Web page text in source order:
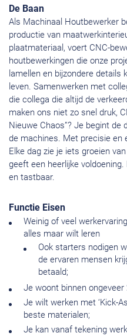
De Baan
Als Machinaal Houtbewerker
productie van
plaatmateriaal, voert CNC-
houtbewerkingen die onze
lamellen en bijzondere details
leven. Samenwerken met
die collega die altijd de
maken ons niet zo snel druk,
Nieuwe Chaos”? Je begint
de machines. Met precisie en
Elke dag zie je iets groeien
geeft een heerlijke
en tastbaar.
Functie Eisen
Weinig of veel
alles maar wilt leren
Ook starters nodigen
de ervaren mensen
betaald;
Je woont binnen
Je wilt werken met ‘Kick-
beste materialen;
Je kan vanaf tekening